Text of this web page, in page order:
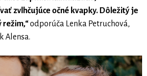
zvlhčujúce očné kvapky. Dôležitý je
režim,“odporúča Lenka Petruchová,
Alensa.